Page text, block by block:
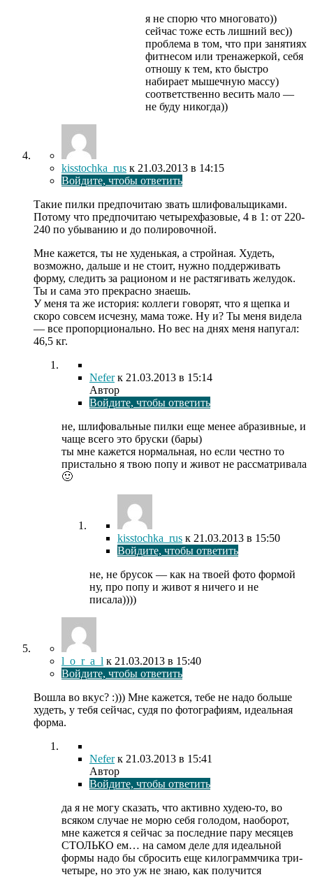
я не спорю что многовато))
сейчас тоже есть лишний вес))
проблема в том, что при занятиях
фитнесом или тренажеркой, себя
отношу к тем, кто быстро
набирает мышечную массу)
соответственно весить мало —
не буду никогда))
kisstochka_rus к 21.03.2013 в 14:15
Войдите, чтобы ответить
Такие пилки предпочитаю звать шлифовальщиками.
Потому что предпочитаю четырехфазовые, 4 в 1: от 220-
240 по убыванию и до полировочной.
Мне кажется, ты не худенькая, а стройная. Худеть,
возможно, дальше и не стоит, нужно поддерживать
форму, следить за рационом и не растягивать желудок.
Ты и сама это прекрасно знаешь.
У меня та же история: коллеги говорят, что я щепка и
скоро совсем исчезну, мама тоже. Ну и? Ты меня видела
— все пропорционально. Но вес на днях меня напугал:
46,5 кг.
Neferк 21.03.2013 в 15:14
Автор
Войдите, чтобы ответить
не, шлифовальные пилки еще менее абразивные, и
чаще всего это бруски (бары)
ты мне кажется нормальная, но если честно то
пристально я твою попу и живот не рассматривала
🙂
kisstochka_rus к 21.03.2013 в 15:50
Войдите, чтобы ответить
не, не брусок — как на твоей фото формой
ну, про попу и живот я ничего и не
писала))))
l_o_r_a_l к 21.03.2013 в 15:40
Войдите, чтобы ответить
Вошла во вкус? :))) Мне кажется, тебе не надо больше
худеть, у тебя сейчас, судя по фотографиям, идеальная
форма.
Neferк 21.03.2013 в 15:41
Автор
Войдите, чтобы ответить
да я не могу сказать, что активно худею-то, во
всяком случае не морю себя голодом, наоборот,
мне кажется я сейчас за последние пару месяцев
СТОЛЬКО ем… на самом деле для идеальной
формы надо бы сбросить еще килограммчика три-
четыре, но это уж не знаю, как получится